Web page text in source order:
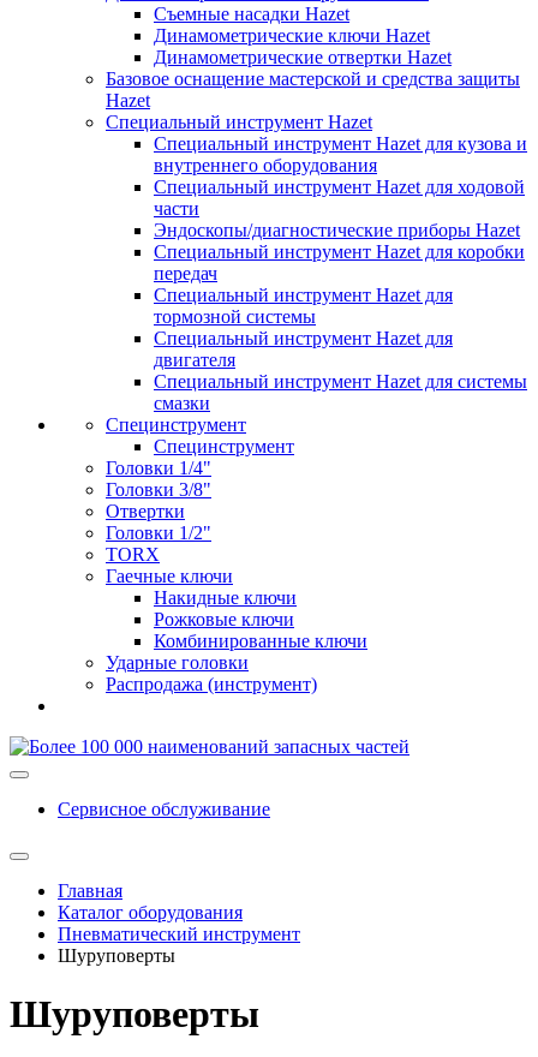
Съемные насадки Hazet
Динамометрические ключи Hazet
Динамометрические отвертки Hazet
Базовое оснащение мастерской и средства защиты
Hazet
Специальный инструмент Hazet
Специальный инструмент Hazet для кузова и
внутреннего оборудования
Специальный инструмент Hazet для ходовой
части
Эндоскопы/диагностические приборы Hazet
Специальный инструмент Hazet для коробки
передач
Специальный инструмент Hazet для
тормозной системы
Специальный инструмент Hazet для
двигателя
Специальный инструмент Hazet для системы
смазки
Специнструмент
Специнструмент
Головки 1/4"
Головки 3/8"
Отвертки
Головки 1/2"
TORX
Гаечные ключи
Накидные ключи
Рожковые ключи
Комбинированные ключи
Ударные головки
Распродажа (инструмент)
Сервисное обслуживание
Главная
Каталог оборудования
Пневматический инструмент
Шуруповерты
Шуруповерты